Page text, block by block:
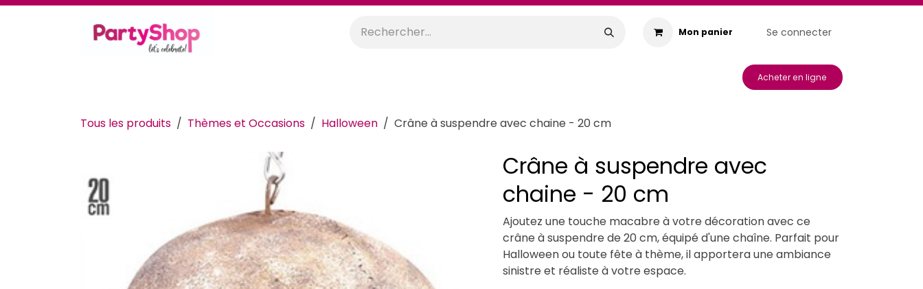
Se rendre au contenu
Mon panier Se connecter
Acheter en ligne
Tous les produits Thèmes et Occasions Halloween Crâne à suspendre avec chaine - 20 cm
Crâne à suspendre avec
chaine - 20 cm
Ajoutez une touche macabre à votre décoration avec ce
crâne à suspendre de 20 cm, équipé d'une chaîne. Parfait pour
Halloween ou toute fête à thème, il apportera une ambiance
sinistre et réaliste à votre espace.